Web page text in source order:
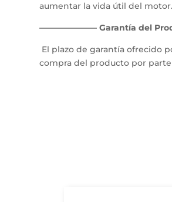
aumentar la vida útil del motor.
——————— Garantía del
El plazo de garantía ofrecido
compra del producto por